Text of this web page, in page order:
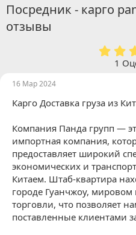
Посредник - карго
отзывы
1
16 Мар 2024
Карго Доставка груза из
Компания Панда групп —
импортная компания,
предоставляет широкий
экономических и
Китаем. Штаб-квартира
городе Гуанчжоу, мировом
торговли, что позволяет
поставленные клиентами